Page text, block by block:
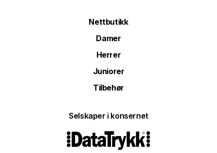
Nettbutikk
Damer
Herrer
Juniorer
Tilbehør
Selskaper i konsernet